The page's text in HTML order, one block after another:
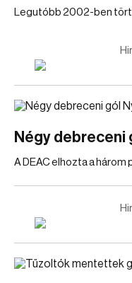
Legutóbb 2002-ben
Négy debreceni
A DEAC elhozta a három